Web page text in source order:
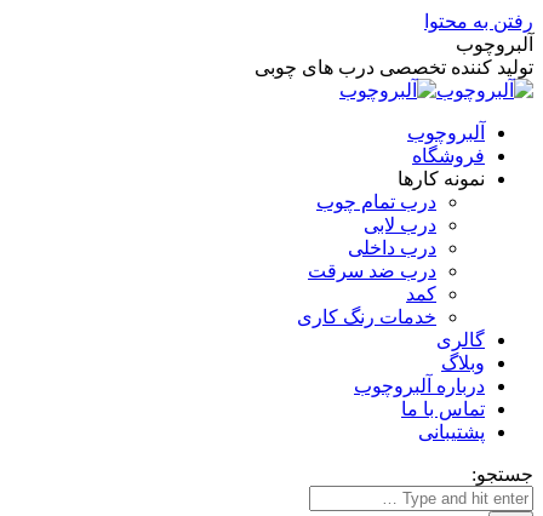
رفتن به محتوا
آلبروچوب
تولید کننده تخصصی درب های چوبی
آلبروچوب
فروشگاه
نمونه کارها
درب تمام چوب
درب لابی
درب داخلی
درب ضد سرقت
کمد
خدمات رنگ کاری
گالری
وبلاگ
درباره آلبروچوب
تماس با ما
پشتیبانی
جستجو: